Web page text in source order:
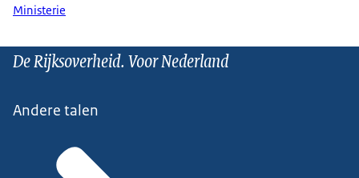
Ministerie
De Rijksoverheid. Voor Nederland
Andere talen